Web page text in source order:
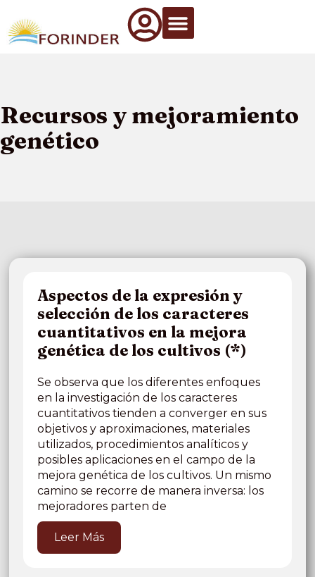
Recursos y mejoramiento
genético
Aspectos de la expresión y
selección de los caracteres
cuantitativos en la mejora
genética de los cultivos (*)
Se observa que los diferentes enfoques
en la investigación de los caracteres
cuantitativos tienden a converger en sus
objetivos y aproximaciones, materiales
utilizados, procedimientos analíticos y
posibles aplicaciones en el campo de la
mejora genética de los cultivos. Un mismo
camino se recorre de manera inversa: los
mejoradores parten de
Leer Más